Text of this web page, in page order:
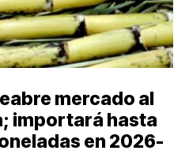
mercado al
importará hasta
en 2026-